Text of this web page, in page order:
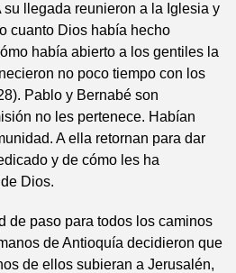
llegada reunieron a la Iglesia y
cuanto Dios había hecho
había abierto a los gentiles la
no poco tiempo con los
Pablo y Bernabé son
no les pertenece. Habían
A ella retornan para dar
y de cómo les ha
Dios.
de paso para todos los caminos
de Antioquía decidieron que
de ellos subieran a Jerusalén,